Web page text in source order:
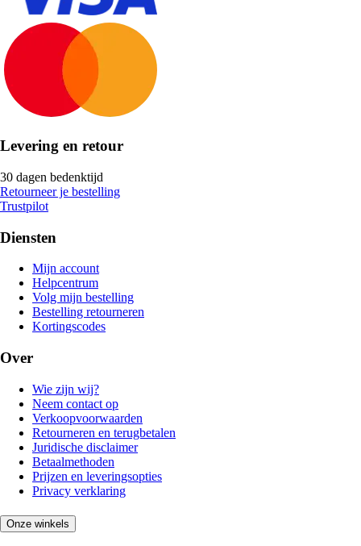
Levering en retour
30 dagen bedenktijd
Retourneer je bestelling
Trustpilot
Diensten
Mijn account
Helpcentrum
Volg mijn bestelling
Bestelling retourneren
Kortingscodes
Over
Wie zijn wij?
Neem contact op
Verkoopvoorwaarden
Retourneren en terugbetalen
Juridische disclaimer
Betaalmethoden
Prijzen en leveringsopties
Privacy verklaring
Onze winkels